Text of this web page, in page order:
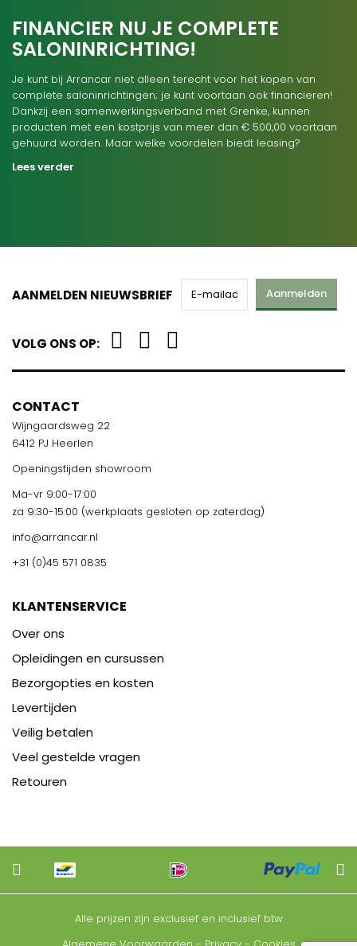
FINANCIER NU JE COMPLETE
SALONINRICHTING!
Je kunt bij Arrancar niet alleen terecht voor het kopen van
complete saloninrichtingen; je kunt voortaan ook financieren!
Dankzij een samenwerkingsverband met Grenke, kunnen
producten met een kostprijs van meer dan € 500,00 voortaan
gehuurd worden. Maar welke voordelen biedt leasing?
Lees verder
AANMELDEN NIEUWSBRIEF Aanmelden
VOLG ONS OP:
CONTACT
Wijngaardsweg 22
6412 PJ Heerlen
Openingstijden showroom
Ma-vr 9:00-17:00
za 9:30-15:00 (werkplaats gesloten op zaterdag)
info@arrancar.nl
+31 (0)45 571 0835
KLANTENSERVICE
Over ons
Opleidingen en cursussen
Bezorgopties en kosten
Levertijden
Veilig betalen
Veel gestelde vragen
Retouren
Alle prijzen zijn exclusief en inclusief btw